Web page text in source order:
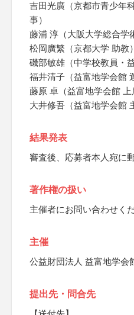
吉田光廣（京都市青少年
事）
藤浦 淳（大阪大学総合学
松岡廣繁（京都大学 助教）
磯部敏雄（中学校教員・
福井清子（益富地学会館
藤原 卓（益富地学会館 上
大井修吾（益富地学会館
結果発表
審査後、応募者本人宛に
著作権の扱い
主催者にお問い合わせく
主催
公益財団法人 益富地学会
提出先・問合先